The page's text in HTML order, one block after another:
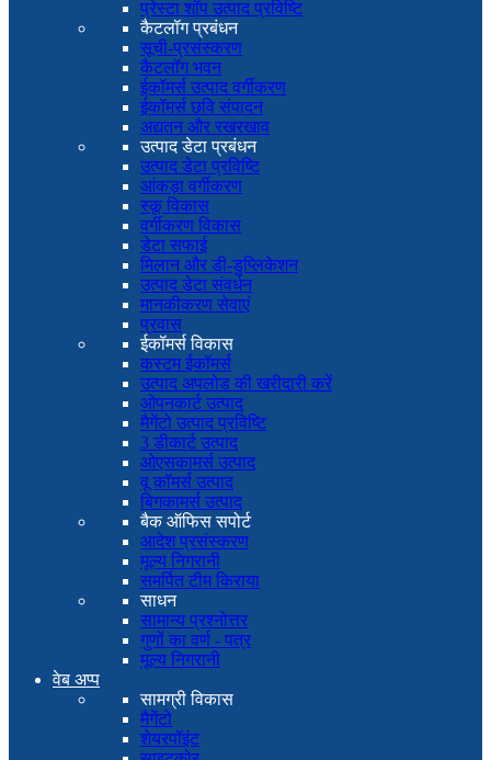
प्रेस्टा शॉप उत्पाद प्रविष्टि
कैटलॉग प्रबंधन
सूची-प्रसंस्करण
कैटलॉग भवन
ईकॉमर्स उत्पाद वर्गीकरण
ईकॉमर्स छवि संपादन
अद्यतन और रखरखाव
उत्पाद डेटा प्रबंधन
उत्पाद डेटा प्रविष्टि
आंकड़ा वर्गीकरण
स्कू विकास
वर्गीकरण विकास
डेटा सफाई
मिलान और डी-डुप्लिकेशन
उत्पाद डेटा संवर्धन
मानकीकरण सेवाएं
प्रवास
ईकॉमर्स विकास
कस्टम ईकॉमर्स
उत्पाद अपलोड की खरीदारी करें
ओपनकार्ट उत्पाद
मैगेंटो उत्पाद प्रविष्टि
3 डीकार्ट उत्पाद
ओएसकामर्स उत्पाद
वू कॉमर्स उत्पाद
बिगकामर्स उत्पाद
बैक ऑफिस सपोर्ट
आदेश प्रसंस्करण
मूल्य निगरानी
समर्पित टीम किराया
साधन
सामान्य प्रश्नोत्तर
गुणों का वर्ण - पत्र
मूल्य निगरानी
वेब अप्प
सामग्री विकास
मैगेंटो
शेयरपॉइंट